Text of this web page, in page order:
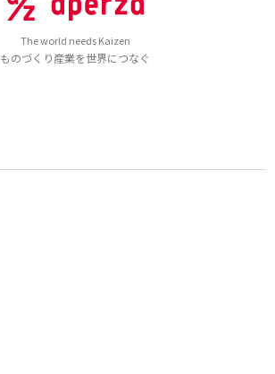
The world needs Kaizen
ものづくり産業を世界につなぐ